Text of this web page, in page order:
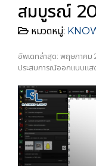
สมบูรณ์
หมวดหมู่:
อัพเดทล่าสุด: พฤษภาคม
ประสบการณ์ออกแบบแส